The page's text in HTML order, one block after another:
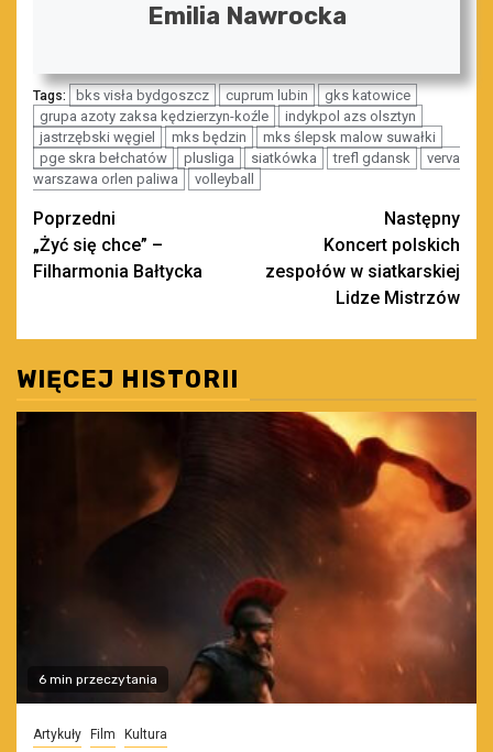
Emilia Nawrocka
Tags: bks visła bydgoszcz cuprum lubin
gks katowice
grupa azoty zaksa kędzierzyn-koźle
indykpol azs olsztyn
jastrzębski węgiel
mks będzin
mks ślepsk malow suwałki
pge skra bełchatów
plusliga siatkówka trefl gdansk
verva
warszawa orlen paliwa
volleyball
Zobacz
wpisy
Poprzedni
„Żyć się chce” –
Filharmonia Bałtycka
Następny
Koncert polskich
zespołów w siatkarskiej
Lidze Mistrzów
WIĘCEJ HISTORII
6 min przeczytania
Artykuły Film Kultura